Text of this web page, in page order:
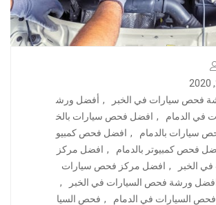
فحص سيارات في الخبر
, أفضل ورش
في الدمام
, افضل فحص سيارات بالخ
سيارات بالدمام , افضل فحص كمبيو
فحص كمبيوتر بالدمام , افضل مركز
الخبر
, افضل مركز فحص سيارات
ورشة فحص السيارات في الخبر
,
السيارات في الدمام
, فحص السيا